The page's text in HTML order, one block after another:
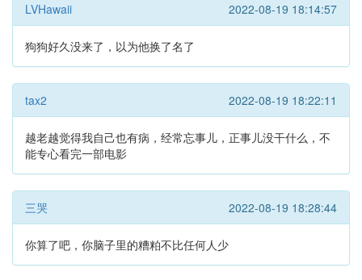
LVHawaii 2022-08-19 18:14:57
狗狗好久没来了，以为他换了名了
tax2 2022-08-19 18:22:11
越老越觉得我自己也有病，经常忘事儿，正事儿没干什么，不
能专心看完一部电影
三哭 2022-08-19 18:28:44
你算了吧，你脑子里的糟粕不比任何人少